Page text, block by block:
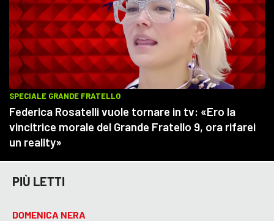
PIÙ LETTI
DOMENICA NERA